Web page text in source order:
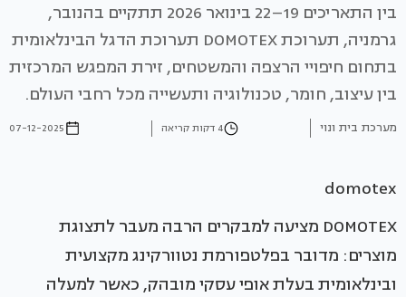
בין התאריכים 19–22 בינואר 2026 תתקיים בהנובר,
גרמניה, תערוכת DOMOTEX תערוכת הדגל הבינלאומית
בתחום חיפויי הרצפה והמשטחים, זירת המפגש המרכזית
בין עיצוב, חומר, טכנולוגיה ותעשייה מכל רחבי העולם.
מערכת בית ונוי 4 דקות קריאה 07-12-2025
domotex
DOMOTEX מציעה למבקרים הרבה מעבר לתצוגת
מוצרים: מדובר בפלטפורמת נטוורקינג מקצועית
ובינלאומית בעלת אופי עסקי מובהק, כאשר למעלה